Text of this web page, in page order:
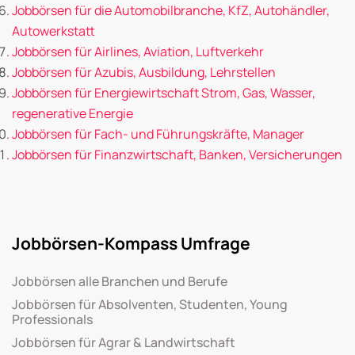
Jobbörsen für die Automobilbranche, KfZ, Autohändler,
Autowerkstatt
Jobbörsen für Airlines, Aviation, Luftverkehr
Jobbörsen für Azubis, Ausbildung, Lehrstellen
Jobbörsen für Energiewirtschaft Strom, Gas, Wasser,
regenerative Energie
Jobbörsen für Fach- und Führungskräfte, Manager
Jobbörsen für Finanzwirtschaft, Banken, Versicherungen
Jobbörsen-Kompass Umfrage
Jobbörsen alle Branchen und Berufe
Jobbörsen für Absolventen, Studenten, Young
Professionals
Jobbörsen für Agrar & Landwirtschaft